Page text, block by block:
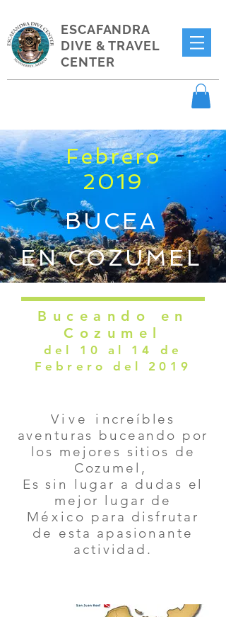
ESCAFANDRA
DIVE & TRAVEL
CENTER
Febrero
2019
BUCEA
ENCOZUMEL
Buceando en
Cozumel
del 10 al 14 de
Febrero del 2019
Vive i ncreíbles
aventuras buceando por
los mejores sitios de
Cozumel,
Es sin lugar a dudas el
mejor lugar de
México para disfrutar
de esta apasionante
actividad.